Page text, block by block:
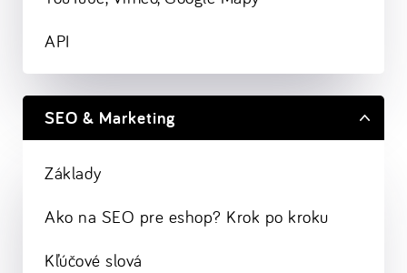
API
SEO & Marketing
Základy
Ako na SEO pre eshop? Krok po kroku
Kľúčové slová